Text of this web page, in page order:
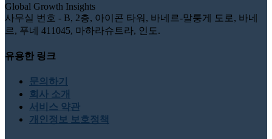
Global Growth Insights
사무실 번호 - B, 2층, 아이콘 타워, 바네르-말룽게 도로, 바네
르, 푸네 411045, 마하라슈트라, 인도.
유용한 링크
문의하기
회사 소개
서비스 약관
개인정보 보호정책